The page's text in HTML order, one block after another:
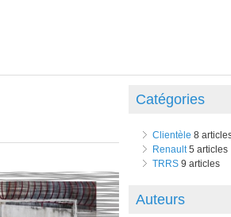
Catégories
Clientèle 8
Renault5 articles
TRRS9 articles
Auteurs